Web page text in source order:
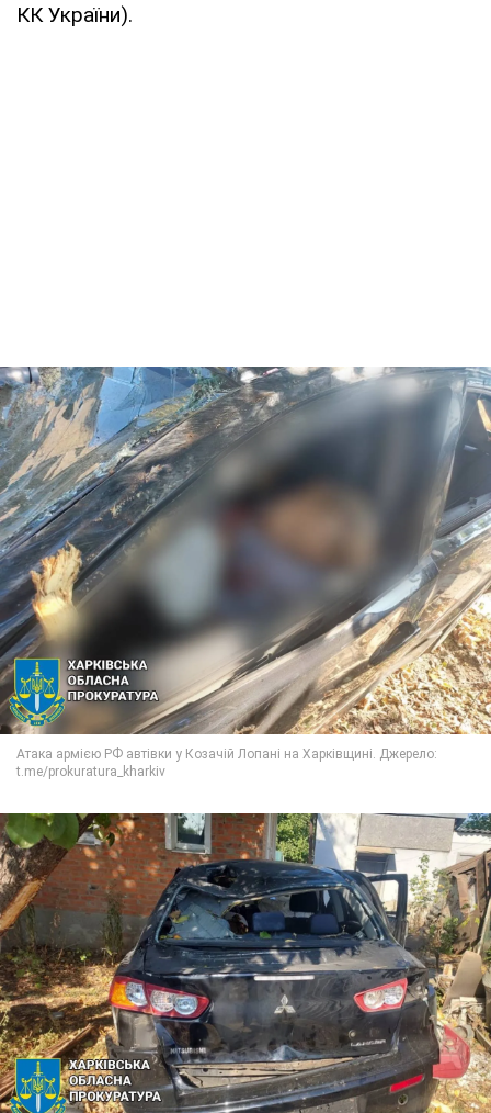
КК України).